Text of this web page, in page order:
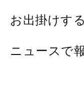
お出掛けす
ニュースで